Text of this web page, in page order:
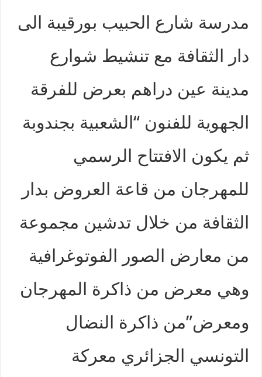
مدرسة شارع الحبيب بورقيبة الى
دار الثقافة مع تنشيط شوارع
مدينة عين دراهم بعرض للفرقة
الجهوية للفنون “الشعبية بجندوبة
ثم يكون الافتتاح الرسمي
للمهرجان من قاعة العروض بدار
الثقافة من خلال تدشين مجموعة
من معارض الصور الفوتوغرافية
وهي معرض من ذاكرة المهرجان
ومعرض”من ذاكرة النضال
التونسي الجزائري معركة